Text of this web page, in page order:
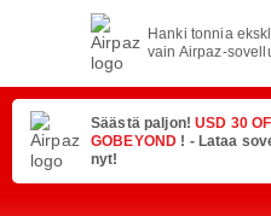
Hanki tonnia
vain Airpaz-
Säästä paljon!USD 30
GOBEYOND ! - Lataa
nyt!